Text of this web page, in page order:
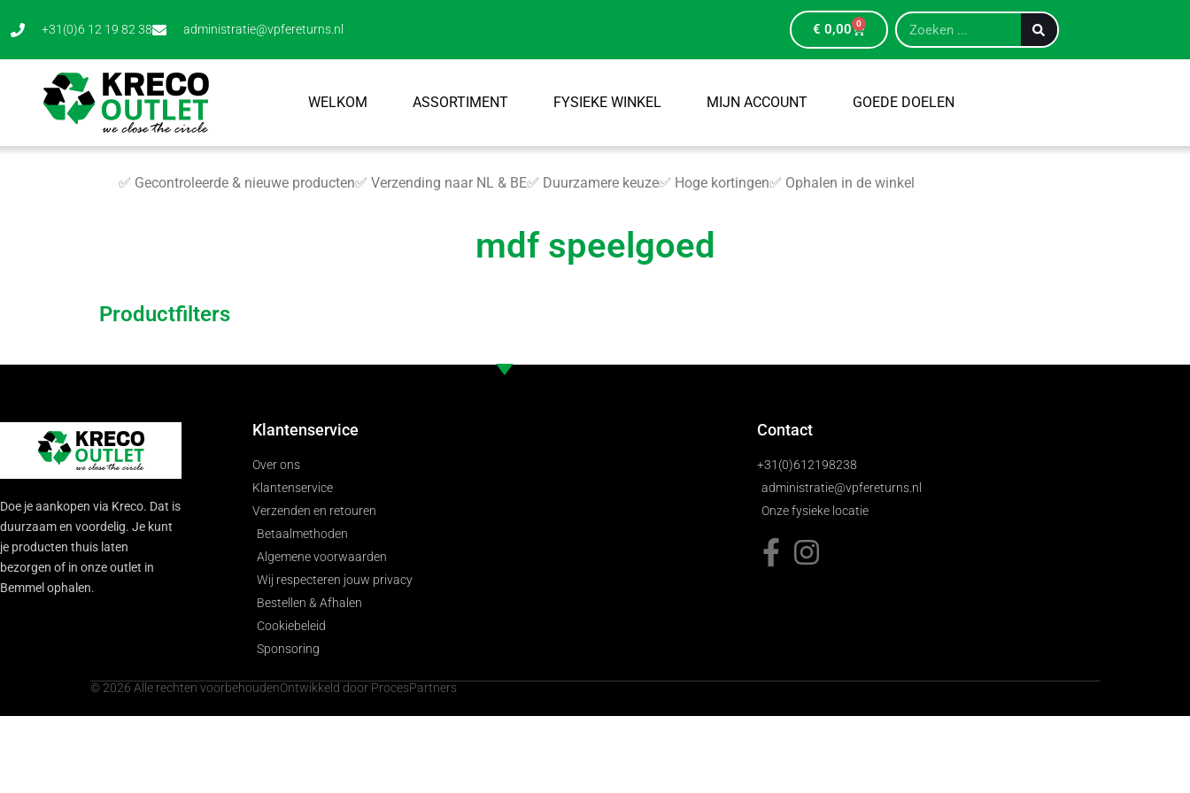
+31(0)6 12 19 82 38 administratie@vpfereturns.nl € 0,00 0
WELKOM ASSORTIMENT FYSIEKE WINKEL MIJN ACCOUNT GOEDE DOELEN
✅ Gecontroleerde & nieuwe producten✅ Verzending naar NL & BE✅ Duurzamere keuze✅ Hoge kortingen✅ Ophalen in de winkel
mdf speelgoed
Productfilters
Doe je aankopen via Kreco. Dat is
duurzaam en voordelig. Je kunt
je producten thuis laten
bezorgen of in onze outlet in
Bemmel ophalen.
Klantenservice
Over ons
Klantenservice
Verzenden en retouren
Betaalmethoden
Algemene voorwaarden
Wij respecteren jouw privacy
Bestellen & Afhalen
Cookiebeleid
Sponsoring
Contact
+31(0)612198238
administratie@vpfereturns.nl
Onze fysieke locatie
© 2026 Alle rechten voorbehoudenOntwikkeld door ProcesPartners